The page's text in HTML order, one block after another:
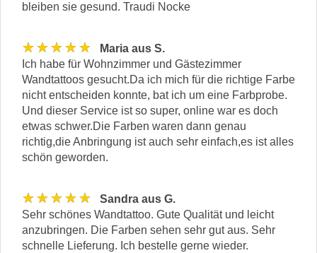
bleiben sie gesund. Traudi Nocke
★★★★★
Maria aus S.
Ich habe für Wohnzimmer und Gästezimmer
Wandtattoos gesucht.Da ich mich für die richtige Farbe
nicht entscheiden konnte, bat ich um eine Farbprobe.
Und dieser Service ist so super, online war es doch
etwas schwer.Die Farben waren dann genau
richtig,die Anbringung ist auch sehr einfach,es ist alles
schön geworden.
★★★★★
Sandra aus G.
Sehr schönes Wandtattoo. Gute Qualität und leicht
anzubringen. Die Farben sehen sehr gut aus. Sehr
schnelle Lieferung. Ich bestelle gerne wieder.